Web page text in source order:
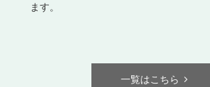
ます。
一覧はこちら